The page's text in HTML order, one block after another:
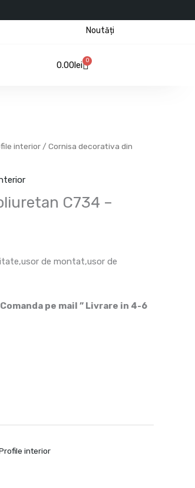
Noutăți
0.00lei 0
Cart
interior / Cornisa decorativa din
C734 –
de montat,usor de
pe mail ” Livrare in 4-6
interior